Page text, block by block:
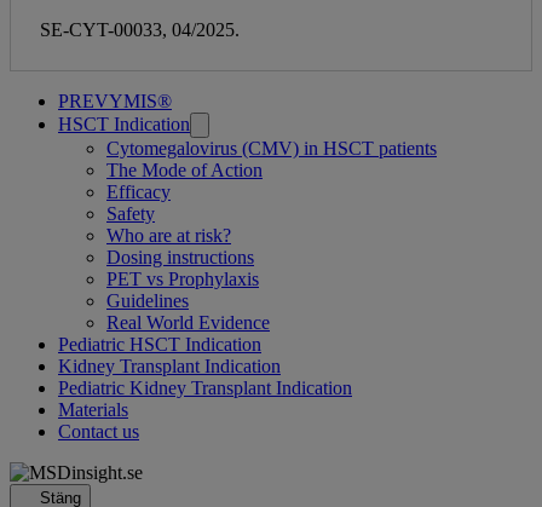
SE-CYT-00033, 04/2025.
Related
pages
PREVYMIS®
HSCT Indication
Cytomegalovirus (CMV) in HSCT patients
The Mode of Action
Efficacy
Safety
Who are at risk?
Dosing instructions
PET vs Prophylaxis
Guidelines
Real World Evidence
Pediatric HSCT Indication
Kidney Transplant Indication
Pediatric Kidney Transplant Indication
Materials
Contact us
Stäng